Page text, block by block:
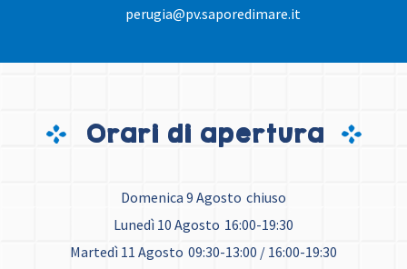
perugia@pv.saporedimare.it
Orari di apertura
Domenica 9 Agosto chiuso
Lunedì 10 Agosto 16:00-19:30
Martedì 11 Agosto 09:30-13:00 / 16:00-19:30